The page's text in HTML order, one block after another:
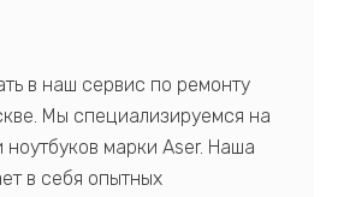
в наш сервис по ремонту
Мы специализируемся на
ноутбуков марки Aser. Наша
в себя опытных